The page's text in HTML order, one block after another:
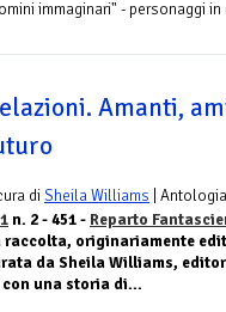
immaginari" - personaggi
Amanti,
diSheila Williams | Antologia
n. 2 - 451 - Reparto
raccolta, originariamente
da Sheila Williams,
con una storia di...